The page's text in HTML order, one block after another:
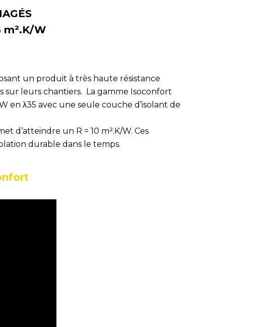
m².K/W
un produit à très haute résistance
leurs chantiers. La gamme Isoconfort
en λ35 avec une seule couche d’isolant de
d’atteindre un R = 10 m².K/W. Ces
durable dans le temps.